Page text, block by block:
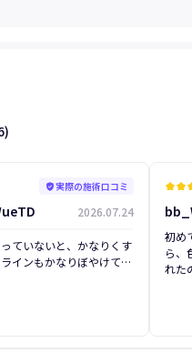
)
verified_user実際の施術口コミ
2026.07.24
前
ていないと、かなりくす
インもかなりぼやけてい
kid_starkid_star
初め
ら、
れた